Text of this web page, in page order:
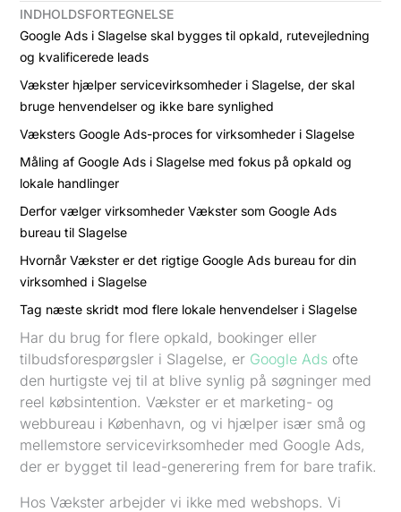
INDHOLDSFORTEGNELSE
Google Ads i Slagelse skal bygges til opkald, rutevejledning
og kvalificerede leads
Vækster hjælper servicevirksomheder i Slagelse, der skal
bruge henvendelser og ikke bare synlighed
Væksters Google Ads-proces for virksomheder i Slagelse
Måling af Google Ads i Slagelse med fokus på opkald og
lokale handlinger
Derfor vælger virksomheder Vækster som Google Ads
bureau til Slagelse
Hvornår Vækster er det rigtige Google Ads bureau for din
virksomhed i Slagelse
Tag næste skridt mod flere lokale henvendelser i Slagelse
Har du brug for flere opkald, bookinger eller
tilbudsforespørgsler i Slagelse, er Google Ads ofte
den hurtigste vej til at blive synlig på søgninger med
reel købsintention. Vækster er et marketing- og
webbureau i København, og vi hjælper især små og
mellemstore servicevirksomheder med Google Ads,
der er bygget til lead-generering frem for bare trafik.
Hos Vækster arbejder vi ikke med webshops. Vi